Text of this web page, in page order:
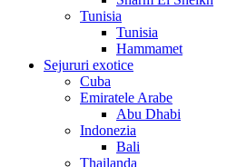
Tunisia
Tunisia
Hammamet
Sejururi exotice
Cuba
Emiratele Arabe
Abu Dhabi
Indonezia
Bali
Thailanda